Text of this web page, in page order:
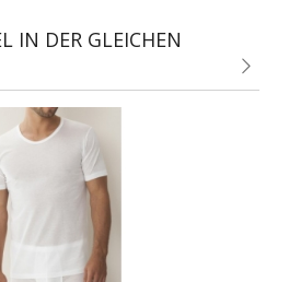
IN DER GLEICHEN